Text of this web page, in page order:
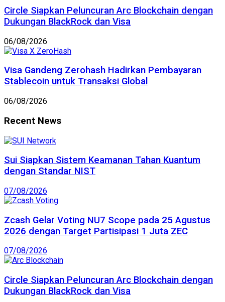
Circle Siapkan Peluncuran Arc Blockchain dengan
Dukungan BlackRock dan Visa
06/08/2026
Visa Gandeng Zerohash Hadirkan Pembayaran
Stablecoin untuk Transaksi Global
06/08/2026
Recent News
Sui Siapkan Sistem Keamanan Tahan Kuantum
dengan Standar NIST
07/08/2026
Zcash Gelar Voting NU7 Scope pada 25 Agustus
2026 dengan Target Partisipasi 1 Juta ZEC
07/08/2026
Circle Siapkan Peluncuran Arc Blockchain dengan
Dukungan BlackRock dan Visa